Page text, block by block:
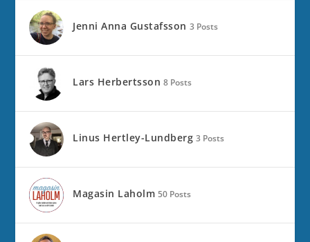
Jenni Anna Gustafsson 3 Posts
Lars Herbertsson 8 Posts
Linus Hertley-Lundberg 3 Posts
Magasin Laholm 50 Posts